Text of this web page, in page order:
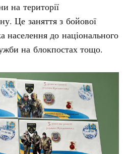
на території
Це заняття з бойової
населення до національного
на блокпостах тощо.